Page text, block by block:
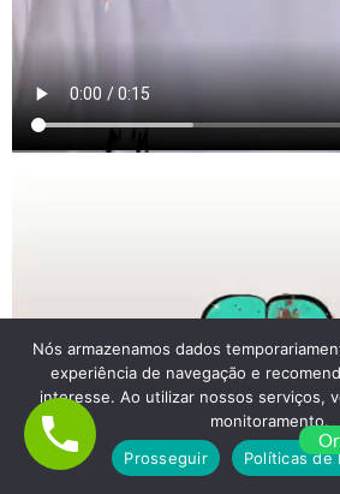
Nós armazenamos dados
experiência de navegação e
interesse. Ao utilizar nossos serviços,
monitoramento.
Prosseguir
Políticas de